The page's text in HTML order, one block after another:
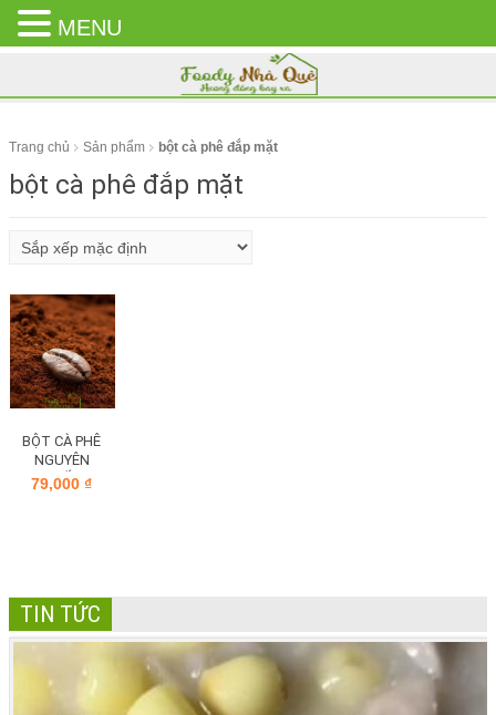
CLOSE
MENU
Trang chủ Sản phẩm bột cà phê đắp mặt
bột cà phê đắp mặt
BỘT CÀ PHÊ
NGUYÊN
CHẤT
79,000₫
TIN TỨC
MENU